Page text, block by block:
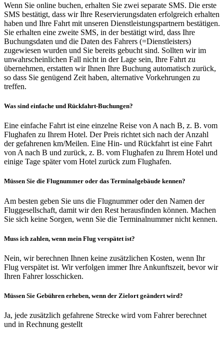
Wenn Sie online buchen, erhalten Sie zwei separate SMS. Die erste
SMS bestätigt, dass wir Ihre Reservierungsdaten erfolgreich erhalten
haben und Ihre Fahrt mit unseren Dienstleistungspartnern bestätigen.
Sie erhalten eine zweite SMS, in der bestätigt wird, dass Ihre
Buchungsdaten und die Daten des Fahrers (=Dienstleisters)
zugewiesen wurden und Sie bereits gebucht sind. Sollten wir im
unwahrscheinlichen Fall nicht in der Lage sein, Ihre Fahrt zu
übernehmen, erstatten wir Ihnen Ihre Buchung automatisch zurück,
so dass Sie genügend Zeit haben, alternative Vorkehrungen zu
treffen.
Was sind einfache und Rückfahrt-Buchungen?
Eine einfache Fahrt ist eine einzelne Reise von A nach B, z. B. vom
Flughafen zu Ihrem Hotel. Der Preis richtet sich nach der Anzahl
der gefahrenen km/Meilen. Eine Hin- und Rückfahrt ist eine Fahrt
von A nach B und zurück, z. B. vom Flughafen zu Ihrem Hotel und
einige Tage später vom Hotel zurück zum Flughafen.
Müssen Sie die Flugnummer oder das Terminalgebäude kennen?
Am besten geben Sie uns die Flugnummer oder den Namen der
Fluggesellschaft, damit wir den Rest herausfinden können. Machen
Sie sich keine Sorgen, wenn Sie die Terminalnummer nicht kennen.
Muss ich zahlen, wenn mein Flug verspätet ist?
Nein, wir berechnen Ihnen keine zusätzlichen Kosten, wenn Ihr
Flug verspätet ist. Wir verfolgen immer Ihre Ankunftszeit, bevor wir
Ihren Fahrer losschicken.
Müssen Sie Gebühren erheben, wenn der Zielort geändert wird?
Ja, jede zusätzlich gefahrene Strecke wird vom Fahrer berechnet
und in Rechnung gestellt